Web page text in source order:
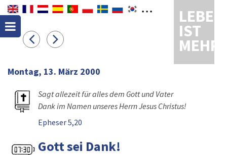
LEBEN
IST
MEHR
Montag, 13. März 2000
Sagt allezeit für alles dem Gott und Vater
Dank im Namen unseres Herrn Jesus Christus!
Epheser 5,20
Gott sei Dank!